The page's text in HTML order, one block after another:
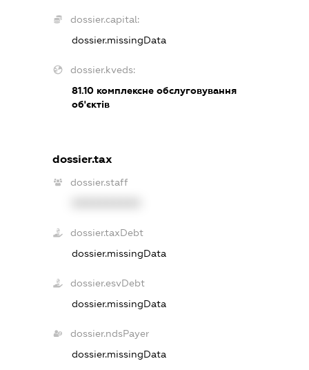
dossier.capital:
dossier.missingData
dossier.kveds:
81.10 комплексне обслуговування
об'єктів
dossier.tax
dossier.staff
dossier.taxDebt
dossier.missingData
dossier.esvDebt
dossier.missingData
dossier.ndsPayer
dossier.missingData